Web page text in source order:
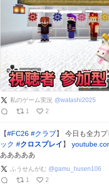
私のゲーム実況 @watashi2025
1
2
【#FC26 #クラブ】 今日も全力
ック #クロスプレイ 】
あああああ
ふうせんがむ @gamu_husen106
1
2